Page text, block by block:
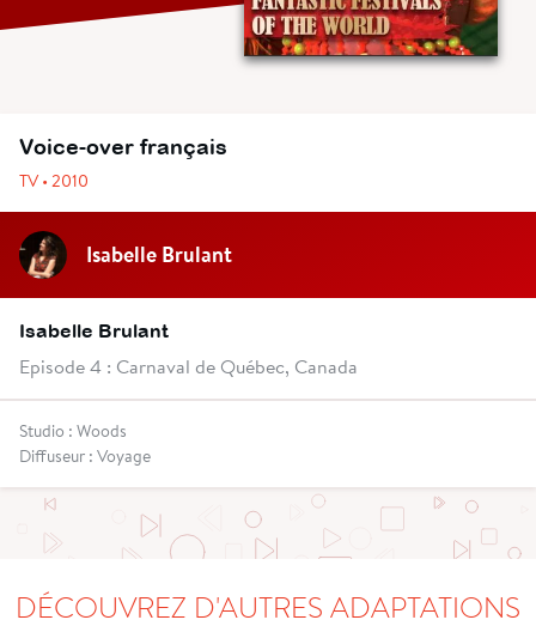
Voice-over français
TV • 2010
Isabelle Brulant
Isabelle Brulant
Episode 4 : Carnaval de Québec, Canada
Studio : Woods
Diffuseur : Voyage
DÉCOUVREZ D'AUTRES ADAPTATIONS